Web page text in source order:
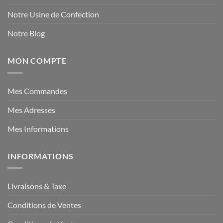
Notre Usine de Confection
Notre Blog
MON COMPTE
Mes Commandes
Mes Adresses
Mes Informations
INFORMATIONS
Livraisons & Taxe
Conditions de Ventes